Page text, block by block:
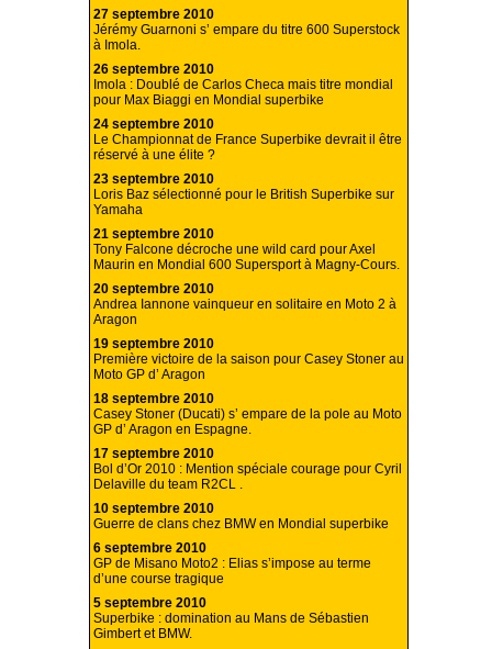
27 septembre 2010
Jérémy Guarnoni s’ empare du titre 600 Superstock
à Imola.
26 septembre 2010
Imola : Doublé de Carlos Checa mais titre mondial
pour Max Biaggi en Mondial superbike
24 septembre 2010
Le Championnat de France Superbike devrait il être
réservé à une élite ?
23 septembre 2010
Loris Baz sélectionné pour le British Superbike sur
Yamaha
21 septembre 2010
Tony Falcone décroche une wild card pour Axel
Maurin en Mondial 600 Supersport à Magny-Cours.
20 septembre 2010
Andrea Iannone vainqueur en solitaire en Moto 2 à
Aragon
19 septembre 2010
Première victoire de la saison pour Casey Stoner au
Moto GP d’ Aragon
18 septembre 2010
Casey Stoner (Ducati) s’ empare de la pole au Moto
GP d’ Aragon en Espagne.
17 septembre 2010
Bol d’Or 2010 : Mention spéciale courage pour Cyril
Delaville du team R2CL .
10 septembre 2010
Guerre de clans chez BMW en Mondial superbike
6 septembre 2010
GP de Misano Moto2 : Elias s’impose au terme
d’une course tragique
5 septembre 2010
Superbike : domination au Mans de Sébastien
Gimbert et BMW.